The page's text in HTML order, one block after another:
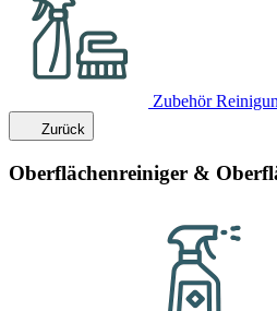
Zubehör
Zurück
Oberflächenreiniger &